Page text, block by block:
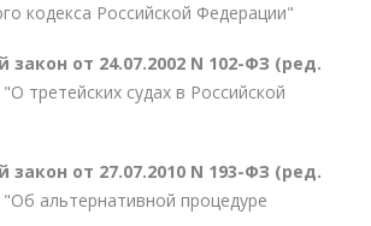
кодекса Российской Федерации"
от 24.07.2002 N 102-ФЗ (ред.
"О третейских судах в Российской
от 27.07.2010 N 193-ФЗ (ред.
"Об альтернативной процедуре